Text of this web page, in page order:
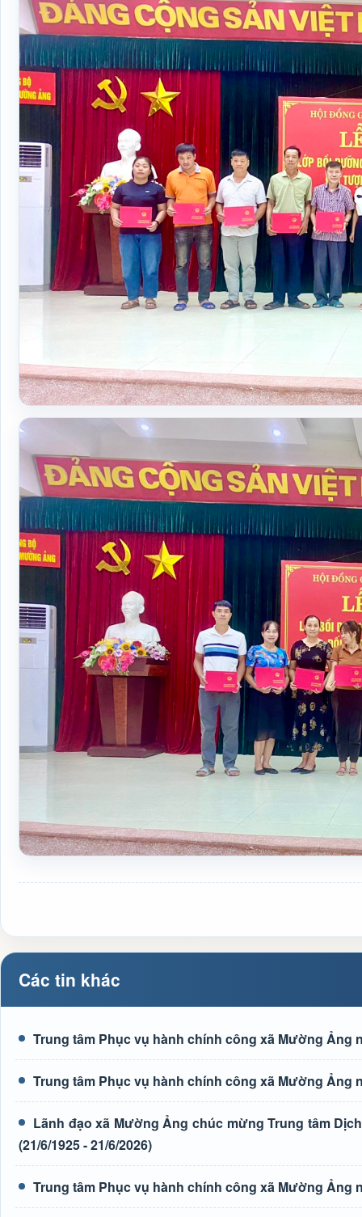
Các tin khác
Trung tâm Phục vụ hành chính công xã Mường Ảng
Trung tâm Phục vụ hành chính công xã Mường Ảng
Lãnh đạo xã Mường Ảng chúc mừng Trung tâm
(21/6/1925 - 21/6/2026)
Trung tâm Phục vụ hành chính công xã Mường Ảng